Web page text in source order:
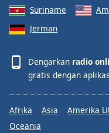
Suriname
Jerman
Dengarkan radio
gratis dengan
Afrika Asia Amerika
Oceania